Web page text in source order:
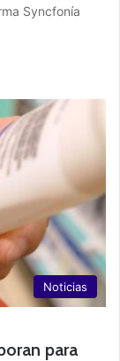
Syncfonía
Noticias
para